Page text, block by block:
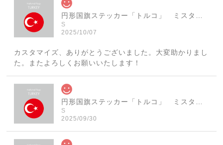
円形国旗ステッカー「トルコ」 ミスターシールオリジナル 世界各国 国旗シール おしゃれ円型 旅行 おみやげ プレゼント ステッカーチューンなどに
S
2025/10/07
カスタマイズ、ありがとうございました。大変助かりまし
た。またよろしくお願いいたします！
円形国旗ステッカー「トルコ」 ミスターシールオリジナル 世界各国 国旗シール おしゃれ円型 旅行 おみやげ プレゼント ステッカーチューンなどに
S
2025/09/30